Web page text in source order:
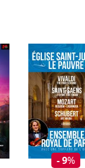
- 9%